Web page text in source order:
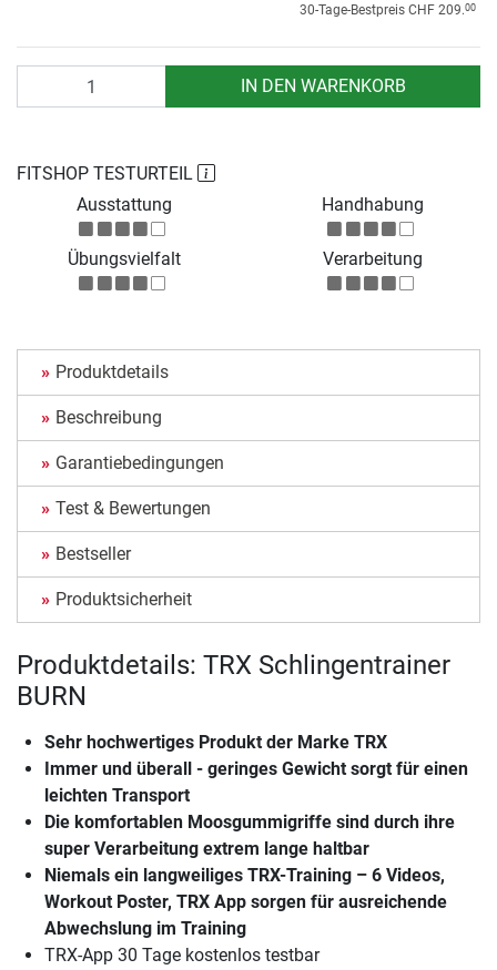
30-Tage-Bestpreis CHF 209.00
IN DEN WARENKORB
FITSHOP TESTURTEIL
Ausstattung
Handhabung
Übungsvielfalt Verarbeitung
Produktdetails
Beschreibung
Garantiebedingungen
Test & Bewertungen
Bestseller
Produktsicherheit
Produktdetails: TRX Schlingentrainer
BURN
Sehr hochwertiges Produkt der Marke TRX
Immer und überall - geringes Gewicht sorgt für einen
leichten Transport
Die komfortablen Moosgummigriffe sind durch ihre
super Verarbeitung extrem lange haltbar
Niemals ein langweiliges TRX-Training – 6 Videos,
Workout Poster, TRX App sorgen für ausreichende
Abwechslung im Training
TRX-App 30 Tage kostenlos testbar